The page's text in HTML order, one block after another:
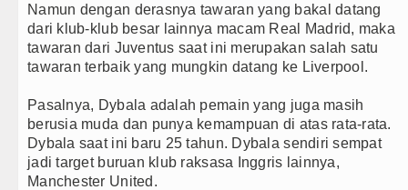
Wabup Taput Hadiri Rapat Persiapan Penataan
Rico Waas Tinjau Rehabilitasi 3 RTLH di Medan
Wali Kota Medan Dikukuhkan Jadi Duta
Sebut LSL Pengidap HIV/AIDS di Jawa Barat
Namun dengan derasnya tawaran yang bakal datang
dari klub-klub besar lainnya macam Real Madrid, maka
tawaran dari Juventus saat ini merupakan salah satu
tawaran terbaik yang mungkin datang ke Liverpool.
Pasalnya, Dybala adalah pemain yang juga masih
berusia muda dan punya kemampuan di atas rata-rata.
Dybala saat ini baru 25 tahun. Dybala sendiri sempat
jadi target buruan klub raksasa Inggris lainnya,
Manchester United.